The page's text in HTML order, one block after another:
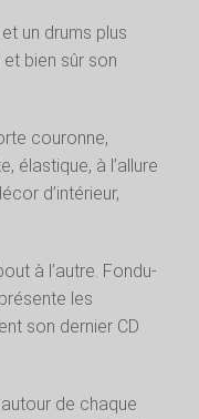
un drums plus
bien sûr son
couronne,
élastique, à l’allure
d’intérieur,
à l’autre. Fondu-
les
son dernier CD
de chaque